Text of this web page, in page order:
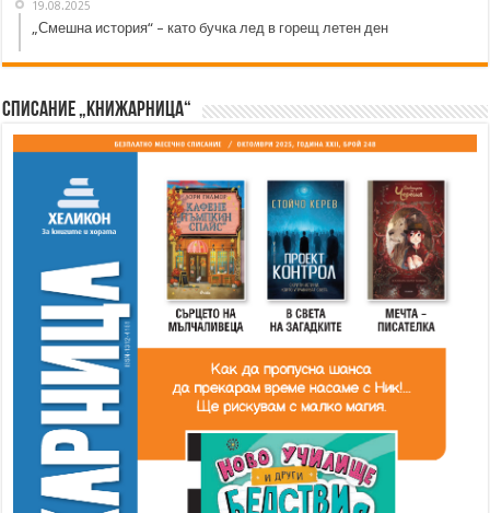
19.08.2025
„Смешна история“ – като бучка лед в горещ летен ден
Списание „Книжарница“